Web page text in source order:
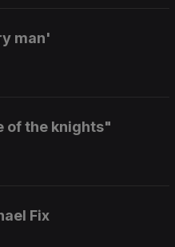
man'
of the knights"
Fix